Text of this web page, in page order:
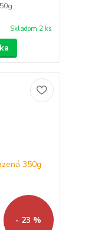
Skladom 2 ks
- 23 %